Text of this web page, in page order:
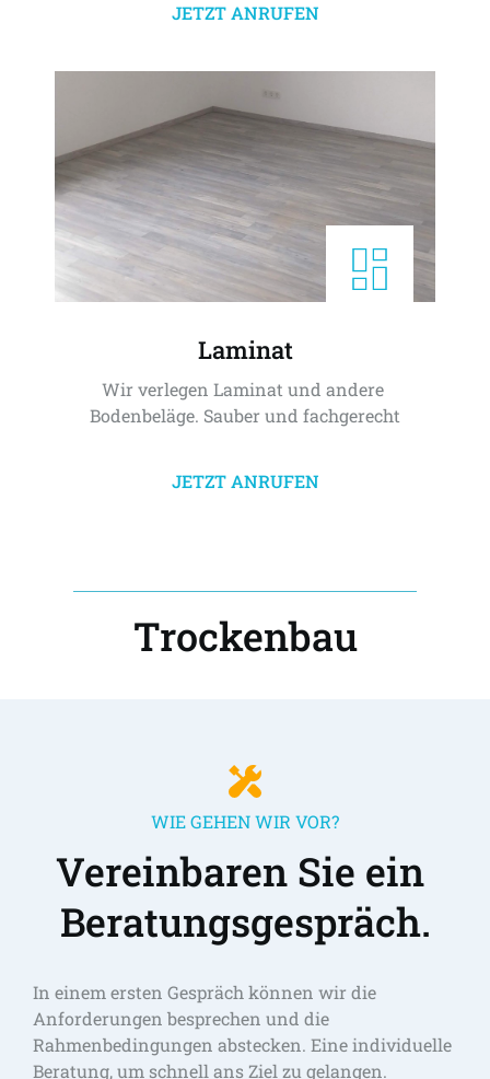
JETZT ANRUFEN
Laminat
Wir verlegen Laminat und andere
Bodenbeläge. Sauber und fachgerecht
JETZT ANRUFEN
Trockenbau
WIE GEHEN WIR VOR?
Vereinbaren Sie ein
Beratungsgespräch.
In einem ersten Gespräch können wir die
Anforderungen besprechen und die
Rahmenbedingungen abstecken. Eine individuelle
Beratung, um schnell ans Ziel zu gelangen.